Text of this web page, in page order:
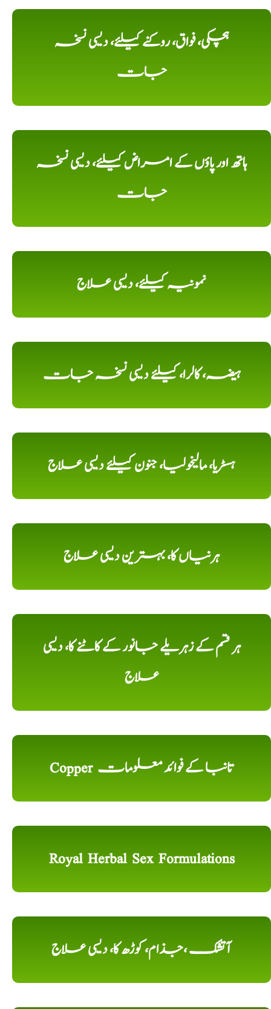
ہچکی، فواق، روکنے کیلئے، دیسی نسخہ
جات
ہاتھ اور پاؤں کے امراض کیلئے، دیسی نسخہ
جات
نمونیہ کیلئے، دیسی علاج
ہیضہ، کالرا، کیلئے دیسی نسخہ جات
ہسٹریا، مالیخولیا، جنون کیلئے دیسی علاج
ہرنیاں کا، بہترین دیسی علاج
ہر قسم کے زہریلے جانور کے کاٹنے کا، دیسی
علاج
Copper تانبا کے فوائد معلومات
Royal Herbal Sex Formulations
آتشک ،جذام، کوڑھ کا، دیسی علاج